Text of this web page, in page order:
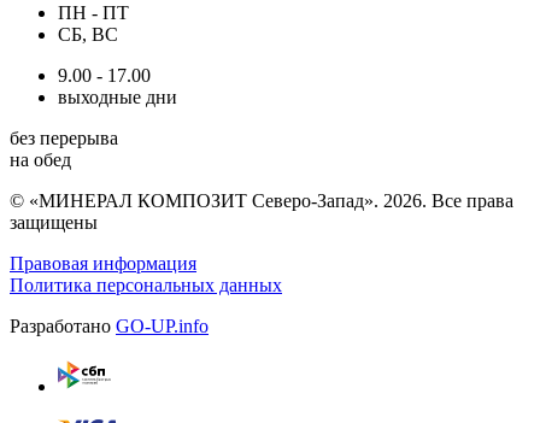
ПН - ПТ
СБ, ВС
9.00 - 17.00
выходные дни
без перерыва
на обед
© «МИНЕРАЛ КОМПОЗИТ Северо-Запад». 2026. Все права
защищены
Правовая информация
Политика персональных данных
Разработано GO-UP.info